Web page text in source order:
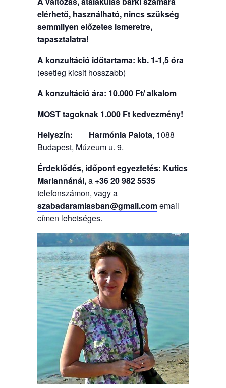
elérhető, használható, nincs szükség
semmilyen előzetes ismeretre,
tapasztalatra!
A konzultáció időtartama: kb. 1-1,5 óra
(esetleg kicsit hosszabb)
A konzultáció ára: 10.000 Ft/ alkalom
MOST tagoknak 1.000 Ft kedvezmény!
Helyszín:
Harmónia Palota, 1088
Budapest, Múzeum u. 9.
Érdeklődés, időpont egyeztetés: Kutics
Mariannánál,a +36 20 982 5535
telefonszámon, vagy a
szabadaramlasban@gmail.comemail
címen lehetséges.